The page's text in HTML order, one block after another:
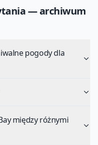
— archiwum
pogody dla
między różnymi